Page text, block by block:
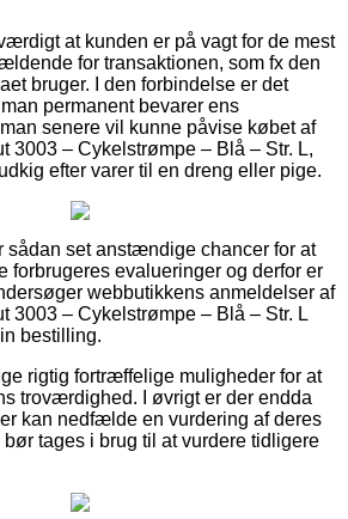
at kunden er på vagt for de mest
for transaktionen, som fx den
bruger. I den forbindelse er det
permanent bevarer ens
senere vil kunne påvise købet af
3003 – Cykelstrømpe – Blå – Str. L,
efter varer til en dreng eller pige.
sådan set anstændige chancer for at
forbrugeres evalueringer og derfor er
webbutikkens anmeldelser af
3003 – Cykelstrømpe – Blå – Str. L
bestilling.
rigtig fortræffelige muligheder for at
troværdighed. I øvrigt er der endda
kan nedfælde en vurdering af deres
tages i brug til at vurdere tidligere